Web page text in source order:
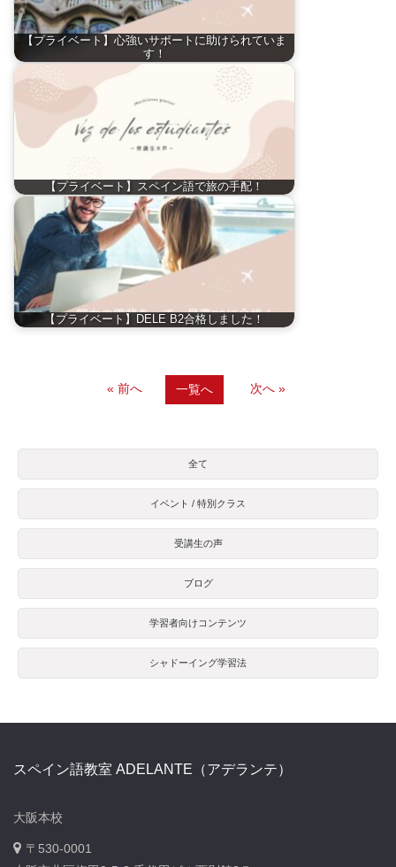
【プライベート】心強いサポートに助けられていま
す！
【プライベート】スペイン語で旅の手配！
【プライベート】DELE B2合格しました！
« 前へ 一覧へ 次へ »
全て
イベント / 特別クラス
受講生の声
ブログ
学習者向けコンテンツ
シャドーイング学習法
スペイン語教室 ADELANTE（アデランテ）
大阪本校
〒530-0001